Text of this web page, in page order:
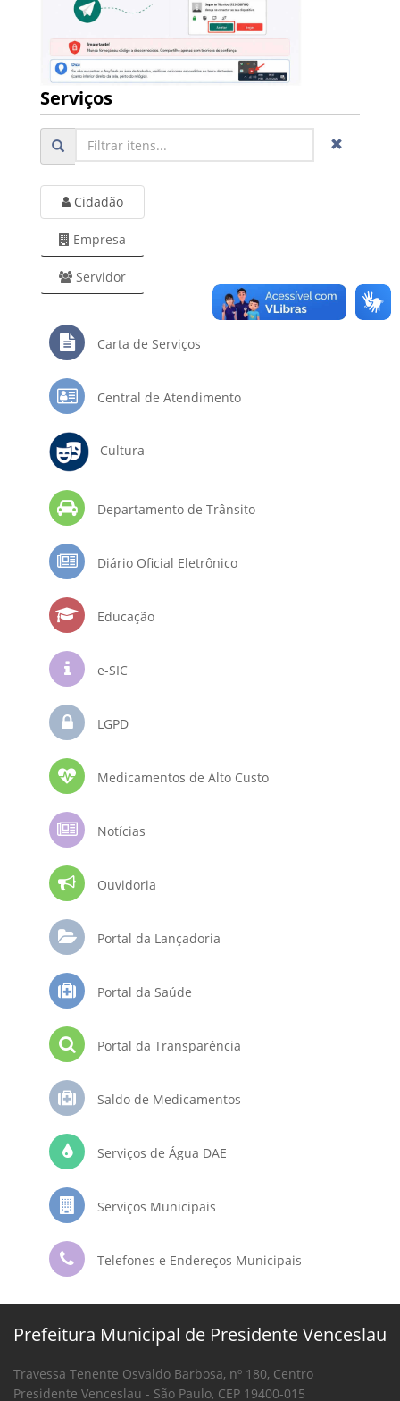
Serviços
Cidadão
Empresa
Servidor
Carta de Serviços
Central de Atendimento
Cultura
Departamento de Trânsito
Diário Oficial Eletrônico
Educação
e-SIC
LGPD
Medicamentos de Alto Custo
Notícias
Ouvidoria
Portal da Lançadoria
Portal da Saúde
Portal da Transparência
Saldo de Medicamentos
Serviços de Água DAE
Serviços Municipais
Telefones e Endereços Municipais
Prefeitura Municipal de Presidente Venceslau
Travessa Tenente Osvaldo Barbosa, nº 180, Centro
Presidente Venceslau - São Paulo, CEP 19400-015